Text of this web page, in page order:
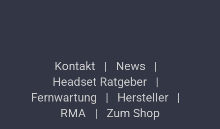
Kontakt
News
Headset Ratgeber
Fernwartung
Hersteller
RMA
Zum Shop